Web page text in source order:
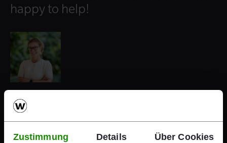
Zustimmung Details Über Cookies
happy to help!
Head of Corporate Communications
Wienerberger AG